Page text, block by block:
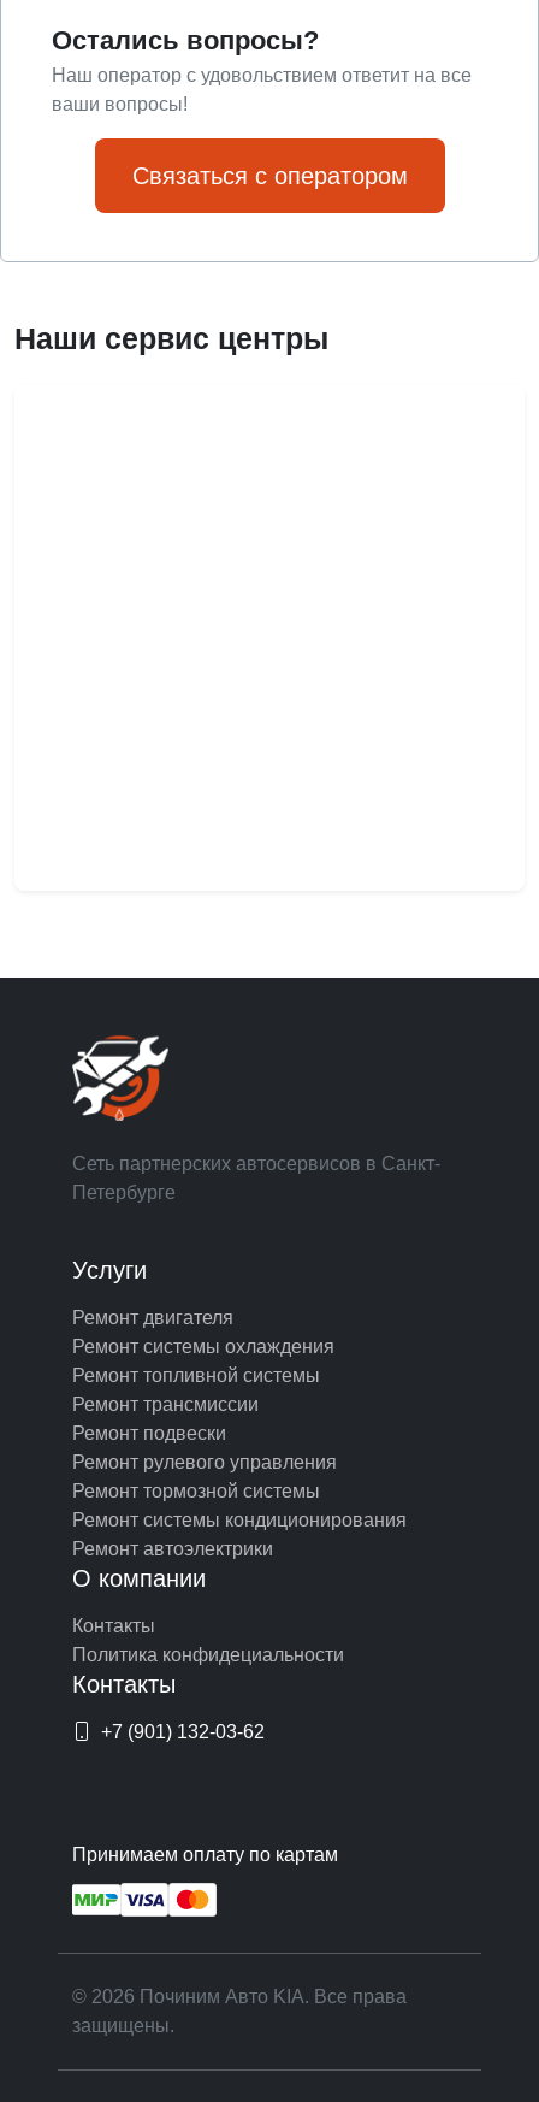
Остались вопросы?
Наш оператор с удовольствием ответит на все
ваши вопросы!
Связаться с оператором
Наши сервис центры
Сеть партнерских автосервисов в Санкт-
Петербурге
Услуги
Ремонт двигателя
Ремонт системы охлаждения
Ремонт топливной системы
Ремонт трансмиссии
Ремонт подвески
Ремонт рулевого управления
Ремонт тормозной системы
Ремонт системы кондиционирования
Ремонт автоэлектрики
О компании
Контакты
Политика конфидециальности
Контакты
+7 (901) 132-03-62
Принимаем оплату по картам
© 2026 Починим Авто KIA. Все права
защищены.